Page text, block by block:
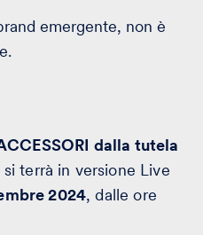
emergente, non è
dalla tutela
si terrà in versione Live
2024, dalle ore